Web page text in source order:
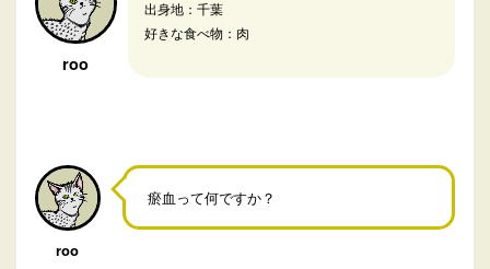
roo
出身地：千葉
好きな食べ物：肉
roo
瘀血って何ですか？